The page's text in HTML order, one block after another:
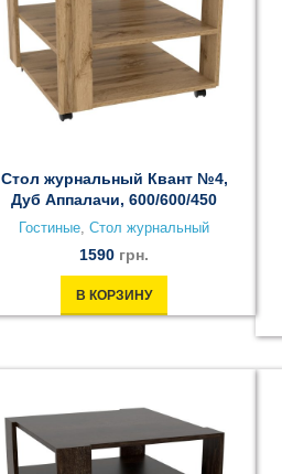
Стол журнальный Квант №4,
Дуб Аппалачи, 600/600/450
Гостиные ,Стол журнальный
1590 грн.
В КОРЗИНУ